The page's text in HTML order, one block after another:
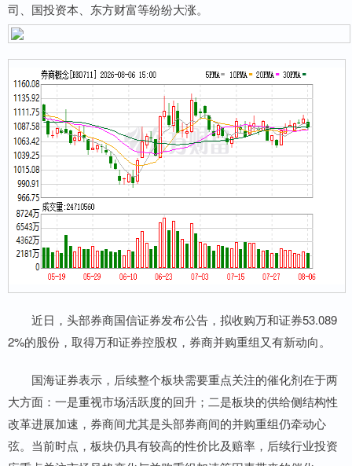
司、国投资本、东方财富等纷纷大涨。
近日，头部券商国信证券发布公告，拟收购万和证券53.089
2%的股份，取得万和证券控股权，券商并购重组又有新动向。
国海证券表示，后续整个板块需要重点关注的催化剂在于两
大方面：一是重视市场活跃度的回升；二是板块的供给侧结构性
改革进展加速，券商间尤其是头部券商间的并购重组仍牵动心
弦。当前时点，板块仍具有较高的性价比及赔率，后续行业投资